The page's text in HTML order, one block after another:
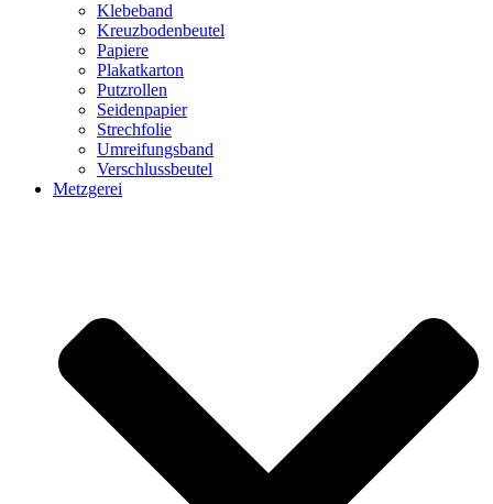
Klebeband
Kreuzbodenbeutel
Papiere
Plakatkarton
Putzrollen
Seidenpapier
Strechfolie
Umreifungsband
Verschlussbeutel
Metzgerei